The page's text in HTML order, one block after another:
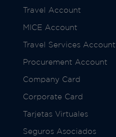
Travel Account
MICE Account
Travel Services Account
Procurement Account
Company Card
Corporate Card
Tarjetas Virtuales
Seguros Asociados